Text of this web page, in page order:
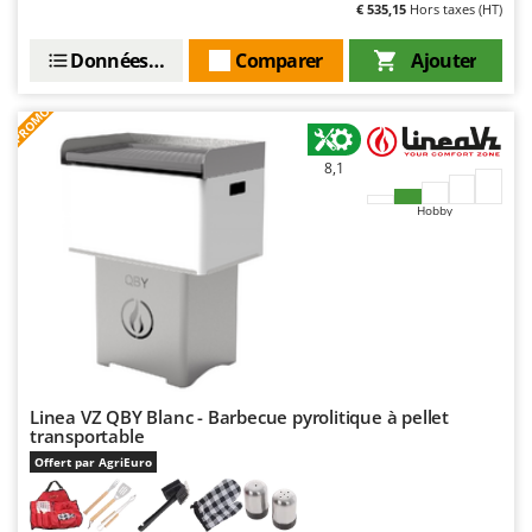
Stocker
T
Tecla
Telwin
Titania
Tre Spade
Trev - Abrek - TecnoVIR
Trotec
€ 535,15 Hors taxes (HT)
Ajouter
Comparer
Données techniques
PROMO
8,1
Hobby
Linea VZ QBY Blanc - Barbecue pyrolitique à pellet
transportable
Offert par AgriEuro